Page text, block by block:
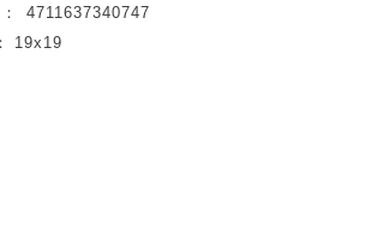
4711637340747
19x19